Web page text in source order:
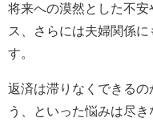
将来への漠然とした不
ス、さらには夫婦関係
す。
返済は滞りなくできる
う、といった悩みは尽き